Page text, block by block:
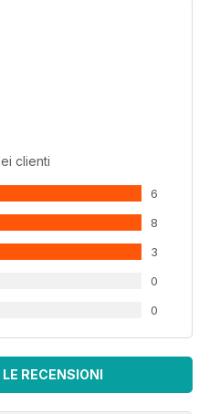
clienti
6
8
3
0
0
RECENSIONI